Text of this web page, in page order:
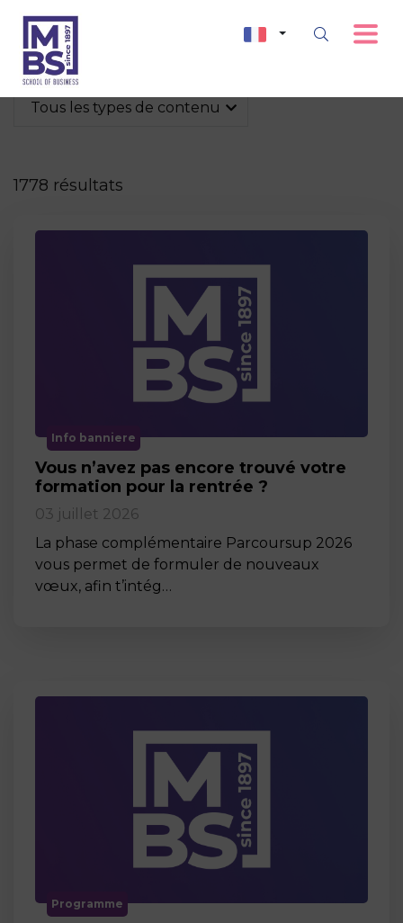
Tous les types de contenu
1778 résultats
Info banniere
Vous n’avez pas encore trouvé votre
formation pour la rentrée ?
03 juillet 2026
La phase complémentaire Parcoursup 2026
vous permet de formuler de nouveaux
vœux, afin t’intég…
Programme